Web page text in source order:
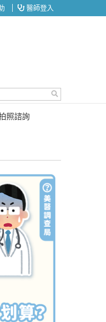
醫師登入
照諮詢